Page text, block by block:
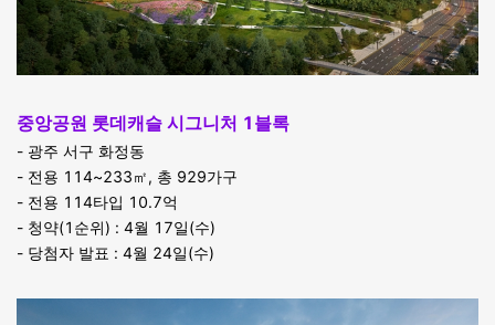
중앙공원 롯데캐슬 시그니처 1블록
- 광주 서구 화정동
- 전용 114~233㎡, 총 929가구
- 전용 114타입 10.7억
- 청약(1순위) : 4월 17일(수)
- 당첨자 발표 : 4월 24일(수)